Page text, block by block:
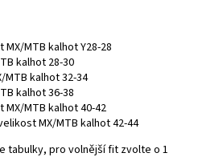
MX/MTB kalhot Y28-28
kalhot 28-30
MTB kalhot 32-34
kalhot 36-38
MX/MTB kalhot 40-42
MX/MTB kalhot 42-44
tabulky, pro volnější fit zvolte o 1